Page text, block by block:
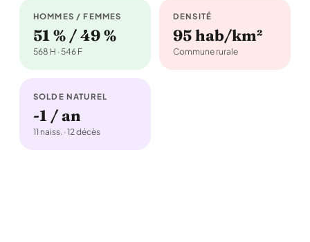
HOMMES / FEMMES
51 % / 49 %
568 H · 546 F
DENSITÉ
95 hab/km²
Commune rurale
SOLDE NATUREL
-1 / an
11 naiss. · 12 décès